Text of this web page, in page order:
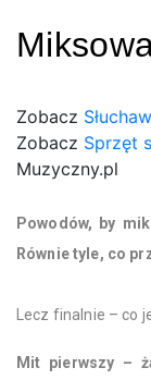
Zobacz
Zobacz Sprzęt
Muzyczny.pl
Powodów, by
Równie tyle, co
Lecz finalnie – co
Mit pierwszy –